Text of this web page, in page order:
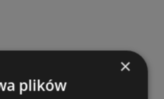
×
plików